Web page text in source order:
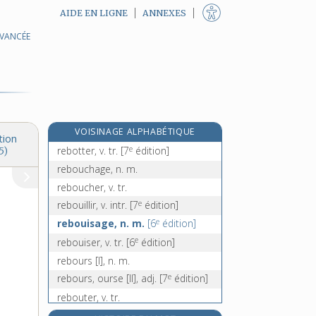
AIDE EN LIGNE ANNEXES
VOISINAGE ALPHABÉTIQUE
rebot, n. m.
rebotter, v. tr. [7e édition]
rebouchage, n. m.
reboucher, v. tr.
rebouillir, v. intr. [7e édition]
rebouisage, n. m. [6e édition]
rebouiser, v. tr. [6e édition]
rebours [I], n. m.
rebours, ourse [II], adj. [7e édition]
rebouter, v. tr.